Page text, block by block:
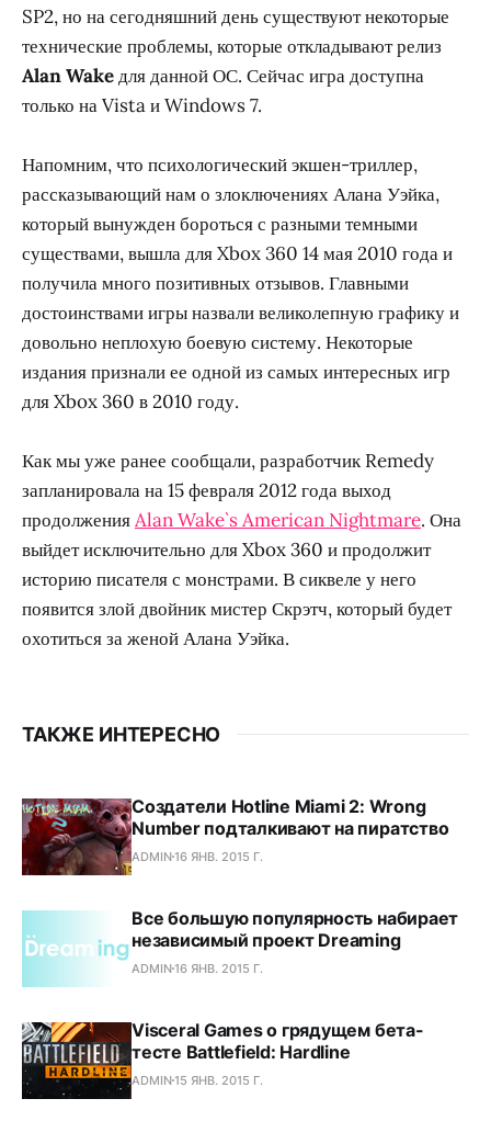
SP2, но на сегодняшний день существуют некоторые
технические проблемы, которые откладывают релиз
Alan Wakeдля данной ОС. Сейчас игра доступна
только на Vista и Windows 7.
Напомним, что психологический экшен-триллер,
рассказывающий нам о злоключениях Алана Уэйка,
который вынужден бороться с разными темными
существами, вышла для Xbox 360 14 мая 2010 года и
получила много позитивных отзывов. Главными
достоинствами игры назвали великолепную графику и
довольно неплохую боевую систему. Некоторые
издания признали ее одной из самых интересных игр
для Xbox 360 в 2010 году.
Как мы уже ранее сообщали, разработчик Remedy
запланировала на 15 февраля 2012 года выход
продолженияAlan Wake`s American Nightmare. Она
выйдет исключительно для Xbox 360 и продолжит
историю писателя с монстрами. В сиквеле у него
появится злой двойник мистер Скрэтч, который будет
охотиться за женой Алана Уэйка.
ТАКЖЕ ИНТЕРЕСНО
Создатели Hotline Miami 2: Wrong
Number подталкивают на пиратство
ADMIN16 ЯНВ. 2015 Г.
Все большую популярность набирает
независимый проект Dreaming
ADMIN16 ЯНВ. 2015 Г.
Visceral Games о грядущем бета-
тесте Battlefield: Hardline
ADMIN15 ЯНВ. 2015 Г.